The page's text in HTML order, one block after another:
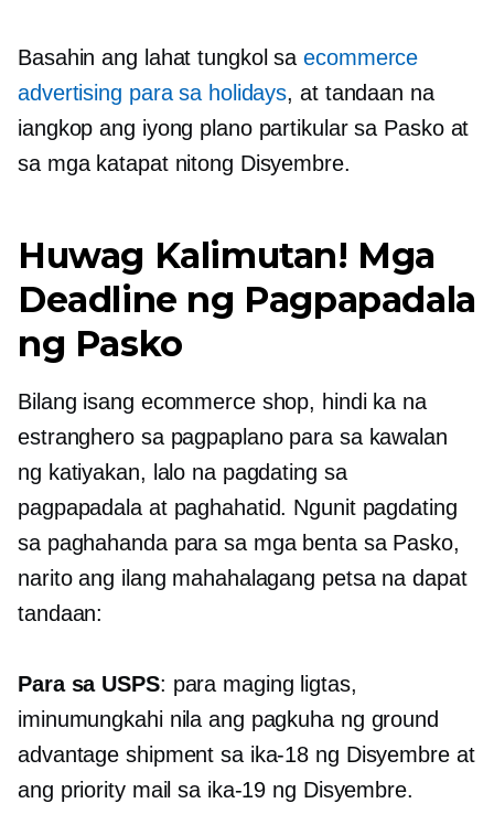
Basahin ang lahat tungkol saecommerce
advertising para sa holidays, at tandaan na
iangkop ang iyong plano partikular sa Pasko at
sa mga katapat nitong Disyembre.
Huwag Kalimutan! Mga
Deadline ng Pagpapadala
ng Pasko
Bilang isang ecommerce shop, hindi ka na
estranghero sa pagpaplano para sa kawalan
ng katiyakan, lalo na pagdating sa
pagpapadala at paghahatid. Ngunit pagdating
sa paghahanda para sa mga benta sa Pasko,
narito ang ilang mahahalagang petsa na dapat
tandaan:
Para sa USPS: para maging ligtas,
iminumungkahi nila ang pagkuha ng ground
advantage shipment sa ika-18 ng Disyembre at
ang priority mail sa ika-19 ng Disyembre.